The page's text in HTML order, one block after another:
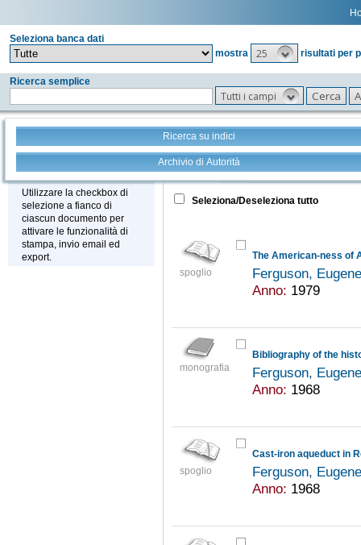
Seleziona banca dati
mostra
25 risultati per
Ricerca semplice
Tutti i campi
Ricerca su indici
Archivio di Autorità
Stampa - Email - Export
Utilizzare la checkbox di
selezione a fianco di
ciascun documento per
attivare le funzionalità di
stampa, invio email ed
export.
Tutto +
Seleziona/Deseleziona tutto
spoglio
The American-ness of
Ferguson,
Anno: 1979
monografia
Bibliography of the
Ferguson,
Anno: 1968
spoglio
Cast-iron aqueduct in
Ferguson,
Anno: 1968